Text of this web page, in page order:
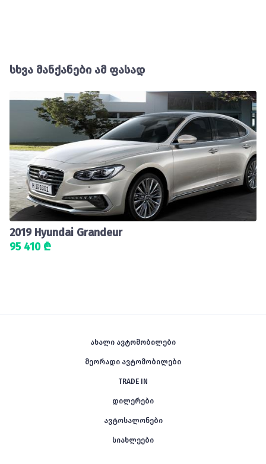
სხვა მანქანები ამ ფასად
2019 Hyundai Grandeur
95 410 ₾
ახალი ავტომობილები
მეორადი ავტომობილები
TRADE IN
დილერები
ავტოსალონები
სიახლეები